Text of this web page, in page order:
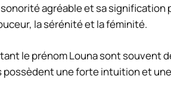
agréable et sa signification
la sérénité et la féminité.
le prénom Louna sont souvent
possèdent une forte intuition et